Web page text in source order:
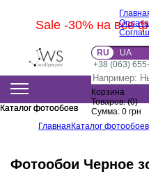
Sale -30% на все
RU
UA
+38 (063)
Корзина
Товаров:(0)
Сумма: 0 грн
Каталог фотообоев
Каталог фотообоев
Главная Каталог фотообоев
Фотообои Черное